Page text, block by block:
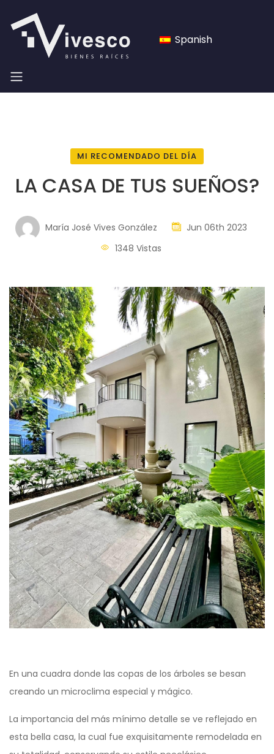
Spanish
MI RECOMENDADO DEL DÍA
LA CASA DE TUS SUEÑOS?
María José Vives González
Jun 06th 2023
1348 Vistas
En una cuadra donde las copas de los árboles se besan
creando un microclima especial y mágico.
La importancia del más mínimo detalle se ve reflejado en
esta bella casa, la cual fue exquisitamente remodelada en